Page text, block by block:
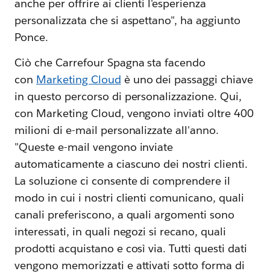
anche per offrire ai clienti l'esperienza
personalizzata che si aspettano", ha aggiunto
Ponce.
Ciò che Carrefour Spagna sta facendo
con Marketing Cloud è uno dei passaggi chiave
in questo percorso di personalizzazione. Qui,
con Marketing Cloud, vengono inviati oltre 400
milioni di e-mail personalizzate all'anno.
"Queste e-mail vengono inviate
automaticamente a ciascuno dei nostri clienti.
La soluzione ci consente di comprendere il
modo in cui i nostri clienti comunicano, quali
canali preferiscono, a quali argomenti sono
interessati, in quali negozi si recano, quali
prodotti acquistano e così via. Tutti questi dati
vengono memorizzati e attivati sotto forma di